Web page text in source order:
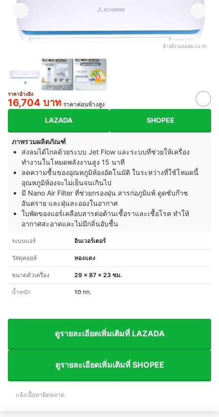
อ้างอิง:lazada.co.th
ราคาอ้างอิง
16,704 บาท ราคาค่อนข้างสูง
LAZADA SHOPEE
ภาพรวมผลิตภัณฑ์
ส่งลมได้ไกลด้วยระบบ Jet Flow และระบบที่ช่วยให้เครื่อง
ทำงานในโหมดพลังงานสูง 15 นาที
ลดความชื้นของอุณหภูมิห้องอัตโนมัติ ในระหว่างที่ใช้โหมดนี้
อุณหภูมิห้องจะไม่เย็นจนเกินไป
มี Nano Air Filter ที่ช่วยกรองฝุ่น สารก่อภูมิแพ้ ดูดซับก๊าซ
อันตราย และฝุ่นละอองในอากาศ
ใบพัดของแอร์เคลือบสารต่อต้านเชื้อราและเชื้อโรค ทำให้
อากาศสะอาดและไม่มีกลิ่นอับชื้น
ระบบแอร์ อินเวอร์เตอร์
วัสดุคอยล์ ทองแดง
ขนาดตัวเครื่อง 29 x 87 x 23 ซม.
น้ำหนัก 10 กก.
ดูรายละเอียดเพิ่มเติมที่ LAZADA
ดูรายละเอียดเพิ่มเติมที่ SHOPEE
แจ้งเนื้อหาผิดพลาด